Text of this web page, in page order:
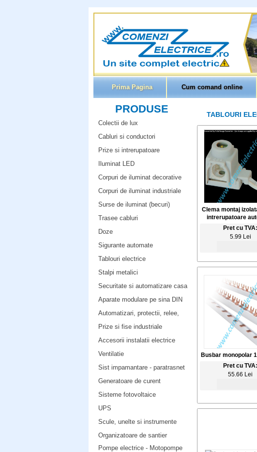
Prima Pagina Cum comand online
PRODUSE
Colectii de lux
Cabluri si conductori
Prize si intrerupatoare
Iluminat LED
Corpuri de iluminat decorative
Corpuri de iluminat industriale
Surse de iluminat (becuri)
Trasee cabluri
Doze
Sigurante automate
Tablouri electrice
Stalpi metalici
Securitate si automatizare casa
Aparate modulare pe sina DIN
Automatizari, protectii, relee,
Prize si fise industriale
Accesorii instalatii electrice
Ventilatie
Sist impamantare - paratrasnet
Generatoare de curent
Sisteme fotovoltaice
UPS
Scule, unelte si instrumente
Organizatoare de santier
Pompe electrice - Motopompe
TABLOURI
Clema montaj
intrerupatoare
Pret cu TVA:
5.99 Lei
Busbar monopolar
Pret cu TVA:
55.66 Lei